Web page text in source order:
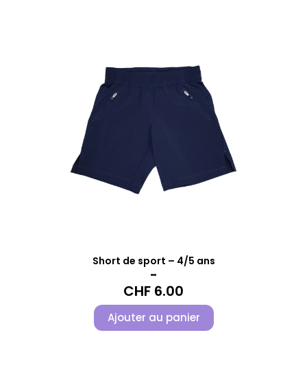
Short de sport – 4/5 ans
-
CHF 6.00
Ajouter au panier